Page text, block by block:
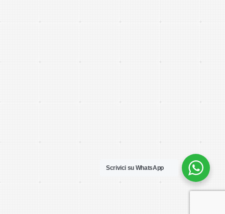
Scrivici su WhatsApp